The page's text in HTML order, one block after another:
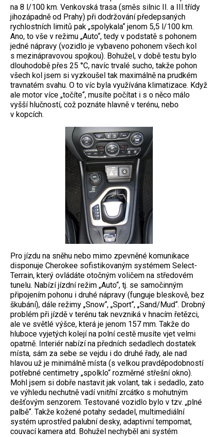
na 8 l/100 km. Venkovská trasa (směs silnic II. a III.třídy
jihozápadně od Prahy) při dodržování předepsaných
rychlostních limitů pak „spolykala“ jenom 5,5 l/100 km.
Ano, to vše v režimu „Auto“, tedy v podstatě s pohonem
jedné nápravy (vozidlo je vybaveno pohonem všech kol
s mezinápravovou spojkou). Bohužel, v době testu bylo
dlouhodobě přes 25 °C, navíc trvalé sucho, takže pohon
všech kol jsem si vyzkoušel tak maximálně na prudkém
travnatém svahu. O to víc byla využívána klimatizace. Když
ale motor více „točíte“, musíte počítat i s o něco málo
vyšší hlučností, což poznáte hlavně v terénu, nebo
v kopcích.
Pro jízdu na sněhu nebo mimo zpevněné komunikace
disponuje Cherokee sofistikovaným systémem Select-
Terrain, který ovládáte otočným voličem na středovém
tunelu. Nabízí jízdní režim „Auto“, tj. se samočinným
připojením pohonu i druhé nápravy (funguje bleskově, bez
škubání), dále režimy „Snow“, „Sport“, „Sand/Mud“. Drobný
problém při jízdě v terénu tak nevzniká v hnacím řetězci,
ale ve světlé výšce, která je jenom 157 mm. Takže do
hluboce vyjetých kolejí na polní cestě musíte vjet velmi
opatrně. Interiér nabízí na předních sedadlech dostatek
místa, sám za sebe se vejdu i do druhé řady, ale nad
hlavou už je minimálně místa (s velkou pravděpodobností
potřebné centimetry „spolklo“ rozměrné střešní okno).
Mohl jsem si dobře nastavit jak volant, tak i sedadlo, zato
ve výhledu nechutně vadí vnitřní zrcátko s mohutným
dešťovým senzorem. Testované vozidlo bylo v tzv. „plné
palbě“. Takže kožené potahy sedadel, multimediální
systém uprostřed palubní desky, adaptivní tempomat,
couvací kamera atd. Bohužel nechyběl ani systém